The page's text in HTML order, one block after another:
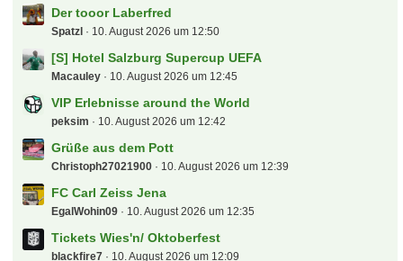
Der tooor Laberfred
Spatzl 10. August 2026 um 12:50
[S] Hotel Salzburg Supercup UEFA
Macauley 10. August 2026 um 12:45
VIP Erlebnisse around the World
peksim 10. August 2026 um 12:42
Grüße aus dem Pott
Christoph27021900 10. August 2026 um 12:39
FC Carl Zeiss Jena
EgalWohin09 10. August 2026 um 12:35
Tickets Wies'n/ Oktoberfest